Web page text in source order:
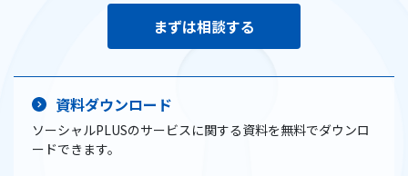
まずは相談する
資料ダウンロード
ソーシャルPLUSのサービスに関する資料を無料でダウンロ
ードできます。